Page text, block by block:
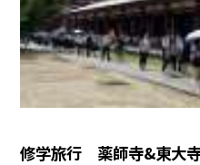
修学旅行 薬師寺&東大